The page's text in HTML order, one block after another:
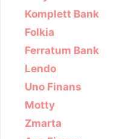
Komplett Bank
Folkia
Ferratum Bank
Lendo
Uno Finans
Motty
Zmarta